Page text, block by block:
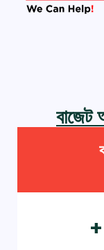
বাজেট